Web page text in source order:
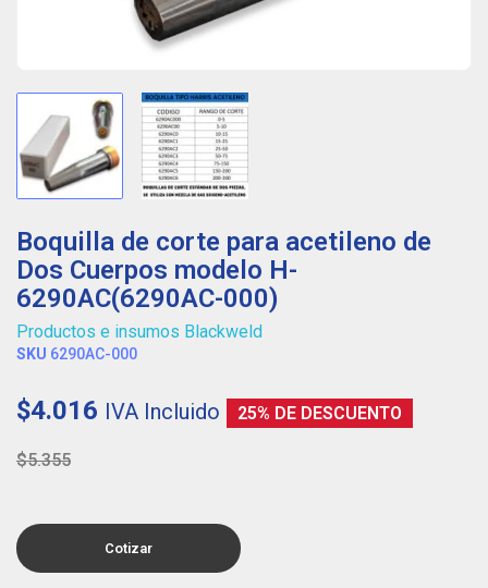
Boquilla de corte para acetileno de
Dos Cuerpos modelo H-
6290AC(6290AC-000)
Productos e insumos Blackweld
SKU 6290AC-000
$4.016 IVA Incluido 25% DE DESCUENTO
$5.355
Cotizar